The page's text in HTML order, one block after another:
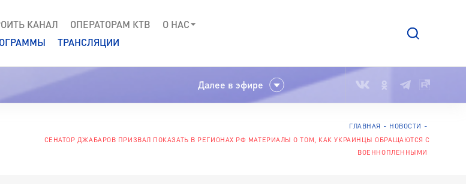
КАНАЛ ОПЕРАТОРАМ КТВ
О НАС
ТРАНСЛЯЦИИ
Далее в эфире
ГЛАВНАЯ
НОВОСТИ
СЕНАТОР ДЖАБАРОВ ПРИЗВАЛ ПОКАЗАТЬ В РЕГИОНАХ РФ МАТЕРИАЛЫ О ТОМ, КАК УКРАИНЦЫ ОБРАЩАЮТСЯ С
ВОЕННОПЛЕННЫМИ